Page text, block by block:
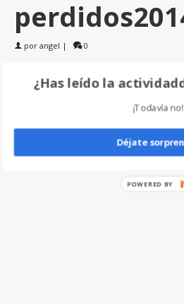
por angel | 0
Deja un
¿Has leído la
¡Todavía no!
Déjate
POWERED BY